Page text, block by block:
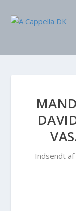
Indsendt af